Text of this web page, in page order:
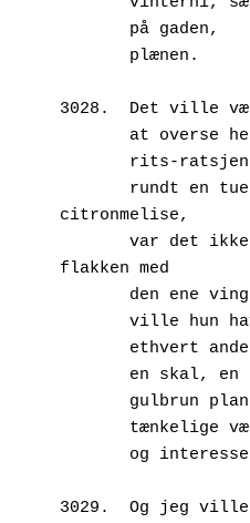
       på gaden,
       plænen.
3028.  Det ville
at overse
rits-
citronmelise,
flakken med
den ene
ville
ethvert
en
gulbrun
tænkelige
og
3029.  Og jeg